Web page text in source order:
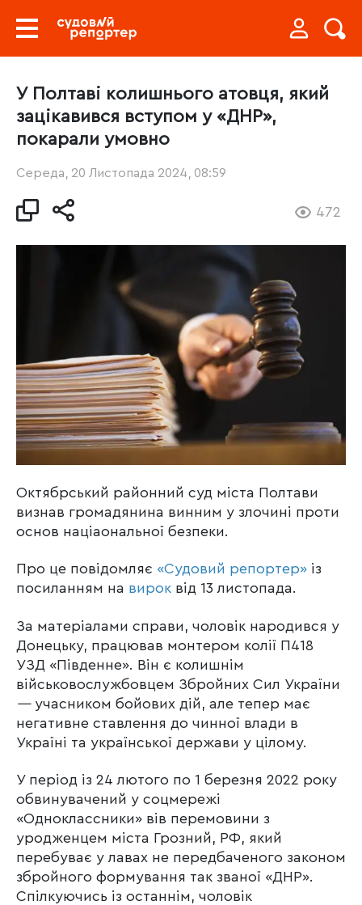
У Полтаві колишнього атовця, який
зацікавився вступом у «ДНР»,
покарали умовно
Середа, 20 Листопада 2024, 08:59
472
Октябрський районний суд міста Полтави
визнав громадянина винним у злочині проти
основ націаональної безпеки.
Про це повідомляє «Судовий репортер» із
посиланням на вирок від 13 листопада.
За матеріалами справи, чоловік народився у
Донецьку, працював монтером колії П418
УЗД «Південне». Він є колишнім
військовослужбовцем Збройних Сил України
—учасником бойових дій, але тепер має
негативне ставлення до чинної влади в
Україні та української держави у цілому.
У період із 24 лютого по 1 березня 2022 року
обвинувачений у соцмережі
«Одноклассники» вів перемовини з
уродженцем міста Грозний, РФ, який
перебуває у лавах не передбаченого законом
збройного формування так званої «ДНР».
Спілкуючись із останнім, чоловік